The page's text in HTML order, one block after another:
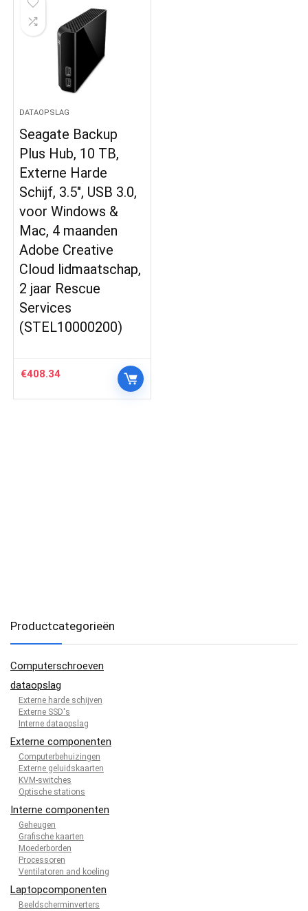
DATAOPSLAG
Seagate Backup
Plus Hub, 10 TB,
Externe Harde
Schijf, 3.5″, USB 3.0,
voor Windows &
Mac, 4 maanden
Adobe Creative
Cloud lidmaatschap,
2 jaar Rescue
Services
(STEL10000200)
€408.34
Productcategorieën
Computerschroeven
dataopslag
Externe harde schijven
Externe SSD's
Interne dataopslag
Externe componenten
Computerbehuizingen
Externe geluidskaarten
KVM-switches
Optische stations
Interne componenten
Geheugen
Grafische kaarten
Moederborden
Processoren
Ventilatoren and koeling
Laptopcomponenten
Beeldscherminverters